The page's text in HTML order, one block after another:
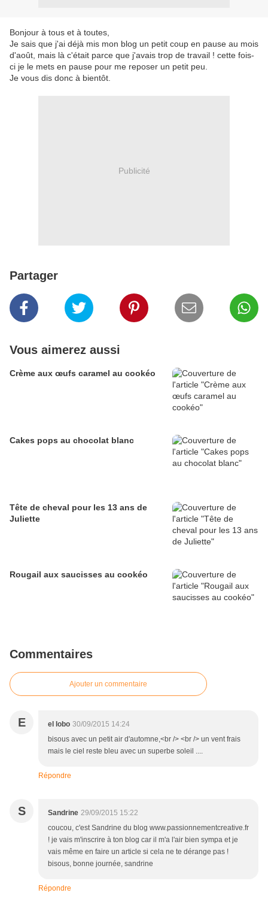
Bonjour à tous et à toutes,
Je sais que j'ai déjà mis mon blog un petit coup en pause au mois
d'août, mais là c'était parce que j'avais trop de travail ! cette fois-
ci je le mets en pause pour me reposer un petit peu.
Je vous dis donc à bientôt.
Publicité
Partager
Vous aimerez aussi
Crème aux œufs caramel au cookéo
Cakes pops au chocolat blanc
Tête de cheval pour les 13 ans de
Juliette
Rougail aux saucisses au cookéo
Commentaires
Ajouter un commentaire
E el lobo 30/09/2015 14:24
bisous avec un petit air d'automne,<br /> <br /> un vent frais
mais le ciel reste bleu avec un superbe soleil ....
Répondre
S Sandrine 29/09/2015 15:22
coucou, c'est Sandrine du blog www.passionnementcreative.fr
! je vais m'inscrire à ton blog car il m'a l'air bien sympa et je
vais même en faire un article si cela ne te dérange pas !
bisous, bonne journée, sandrine
Répondre